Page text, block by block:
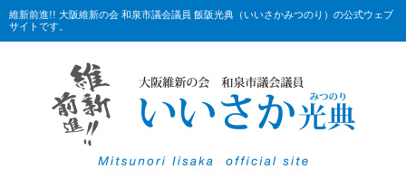
維新前進!! 大阪維新の会 和泉市議会議員 飯阪光典（いいさかみつのり）の公式ウェブ
サイトです。